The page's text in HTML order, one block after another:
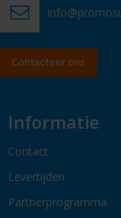
Contacteer ons
Informatie
Contact
Levertijden
Partnerprogramma